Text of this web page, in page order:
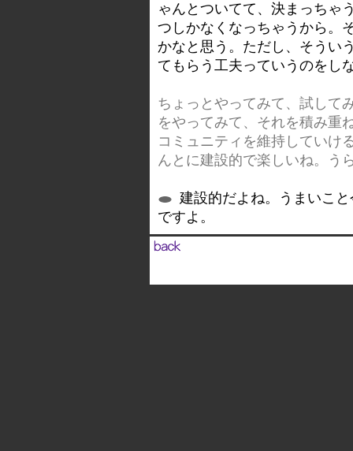
ゃんとついてて、決まっちゃ
つしかなくなっちゃうから。
かなと思う。ただし、そうい
てもらう工夫っていうのをし
ちょっとやってみて、試して
をやってみて、それを積み重
コミュニティを維持していけ
んとに建設的で楽しいね。う
建設的だよね。うまいこ
ですよ。